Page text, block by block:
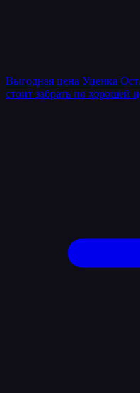
Выгодная цена Уценка
стоит забрать по хорошей